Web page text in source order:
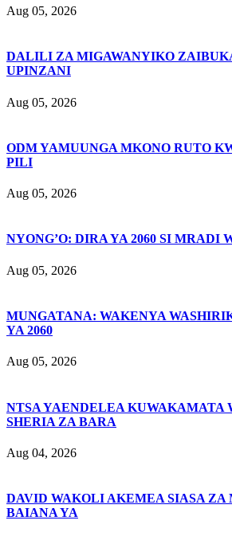
Aug 05, 2026
DALILI ZA MIGAWANYIKO
UPINZANI
Aug 05, 2026
ODM YAMUUNGA MKONO RUTO
PILI
Aug 05, 2026
NYONG’O: DIRA YA 2060 SI MRADI
Aug 05, 2026
MUNGATANA: WAKENYA
YA 2060
Aug 05, 2026
NTSA YAENDELEA KUWAKAMATA
SHERIA ZA BARA
Aug 04, 2026
DAVID WAKOLI AKEMEA SIASA ZA
BAIANA YA